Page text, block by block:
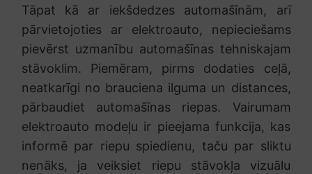
Tāpat kā ar iekšdedzes automašīnām, arī
pārvietojoties ar elektroauto, nepieciešams
pievērst uzmanību automašīnas tehniskajam
stāvoklim. Piemēram, pirms dodaties ceļā,
neatkarīgi no brauciena ilguma un distances,
pārbaudiet automašīnas riepas. Vairumam
elektroauto modeļu ir pieejama funkcija, kas
informē par riepu spiedienu, taču par sliktu
nenāks, ja veiksiet riepu stāvokļa vizuālu